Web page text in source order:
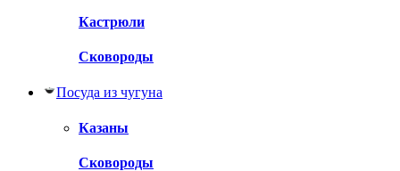
Кастрюли
Сковороды
Посуда из чугуна
Казаны
Сковороды